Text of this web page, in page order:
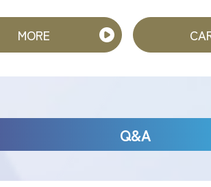
MORE
Q&A